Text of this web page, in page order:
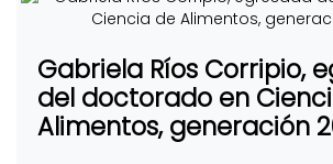
Gabriela Ríos Corripio,
del doctorado en
Alimentos, generación